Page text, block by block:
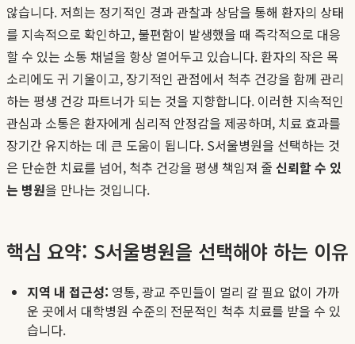
않습니다. 저희는 정기적인 경과 관찰과 상담을 통해 환자의 상태
를 지속적으로 확인하고, 불편함이 발생했을 때 즉각적으로 대응
할 수 있는 소통 채널을 항상 열어두고 있습니다. 환자의 작은 목
소리에도 귀 기울이고, 장기적인 관점에서 척추 건강을 함께 관리
하는 평생 건강 파트너가 되는 것을 지향합니다. 이러한 지속적인
관심과 소통은 환자에게 심리적 안정감을 제공하며, 치료 효과를
장기간 유지하는 데 큰 도움이 됩니다. S서울병원을 선택하는 것
은 단순한 치료를 넘어, 척추 건강을 평생 책임져 줄 신뢰할 수 있
는 병원을 만나는 것입니다.
핵심 요약: S서울병원을 선택해야 하는 이유
지역 내 접근성: 영통, 광교 주민들이 멀리 갈 필요 없이 가까
운 곳에서 대학병원 수준의 전문적인 척추 치료를 받을 수 있
습니다.